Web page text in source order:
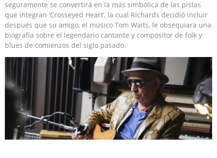
seguramente se convertirá en la más simbólica de las pistas
que integran ‘Crosseyed Heart’, la cual Richards decidió incluir
después que su amigo, el músico Tom Waits, le obsequiara una
biografía sobre el legendario cantante y compositor de folk y
blues de comienzos del siglo pasado.